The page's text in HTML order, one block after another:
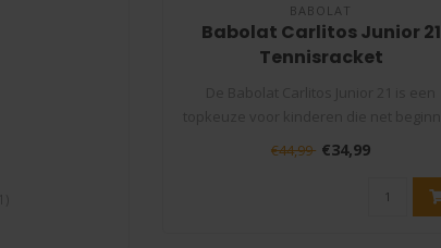
BABOLAT
Babolat Carlitos Junior 21
Tennisracket
met..
€44,99 €34,99